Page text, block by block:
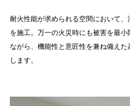
耐火性能が求められる空間において
を施工。万一の火災時にも被害を最
ながら、機能性と意匠性を兼ね備え
します。